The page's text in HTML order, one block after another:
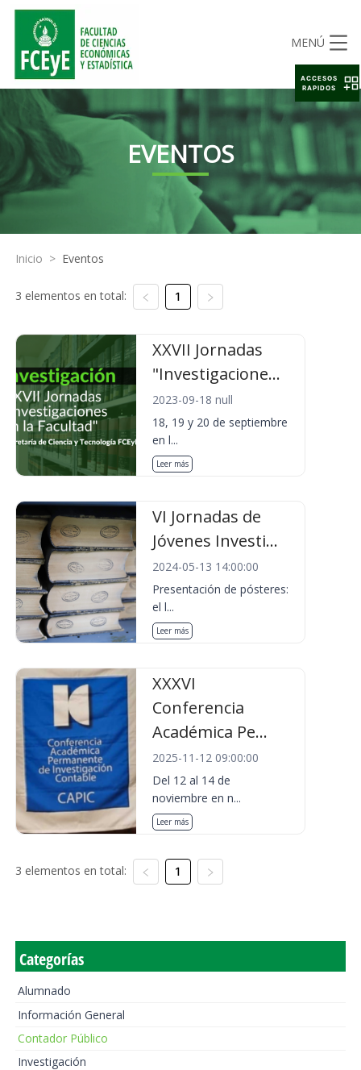
MENÚ
EVENTOS
Inicio > Eventos
3 elementos en total: 1
XXVII Jornadas
"Investigacione...
2023-09-18 null
18, 19 y 20 de septiembre
en l...
Leer más
VI Jornadas de
Jóvenes Investi...
2024-05-13 14:00:00
Presentación de pósteres:
el l...
Leer más
XXXVI
Conferencia
Académica Pe...
2025-11-12 09:00:00
Del 12 al 14 de
noviembre en n...
Leer más
3 elementos en total: 1
Categorías
Alumnado
Información General
Contador Público
Investigación
ACCESOS
RAPIDOS